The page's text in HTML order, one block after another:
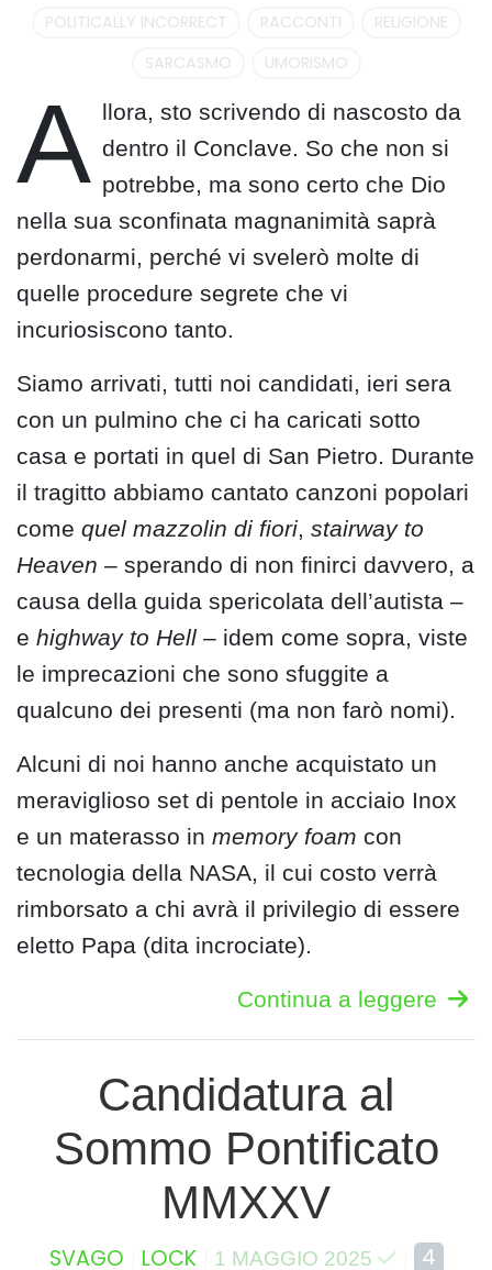
POLITICALLY INCORRECT RACCONTI
RELIGIONE
SARCASMO
UMORISMO
A llora, sto scrivendo di nascosto da
dentro il Conclave. So che non si
potrebbe, ma sono certo che Dio
nella sua sconfinata magnanimità saprà
perdonarmi, perché vi svelerò molte di
quelle procedure segrete che vi
incuriosiscono tanto.
Siamo arrivati, tutti noi candidati, ieri sera
con un pulmino che ci ha caricati sotto
casa e portati in quel di San Pietro. Durante
il tragitto abbiamo cantato canzoni popolari
come quel mazzolin di fiori, stairway to
Heaven – sperando di non finirci davvero, a
causa della guida spericolata dell’autista –
e highway to Hell – idem come sopra, viste
le imprecazioni che sono sfuggite a
qualcuno dei presenti (ma non farò nomi).
Alcuni di noi hanno anche acquistato un
meraviglioso set di pentole in acciaio Inox
e un materasso in memory foam con
tecnologia della NASA, il cui costo verrà
rimborsato a chi avrà il privilegio di essere
eletto Papa (dita incrociate).
Continua a leggere
Candidatura al
Sommo Pontificato
MMXXV
SVAGO LOCK 1 MAGGIO 2025 4